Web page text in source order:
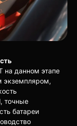
на данном этапе
экземпляром,
точные
батареи